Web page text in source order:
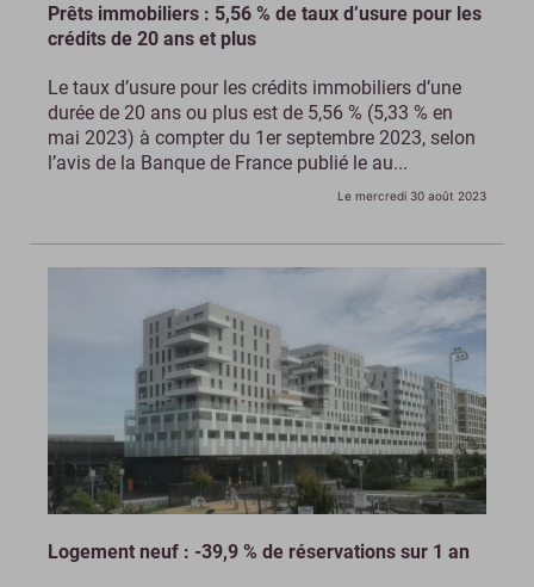
Prêts immobiliers : 5,56 % de taux d’usure pour les
crédits de 20 ans et plus
Le taux d’usure pour les crédits immobiliers d’une
durée de 20 ans ou plus est de 5,56 % (5,33 % en
mai 2023) à compter du 1er septembre 2023, selon
l’avis de la Banque de France publié le au...
Le mercredi 30 août 2023
Logement neuf : -39,9 % de réservations sur 1 an